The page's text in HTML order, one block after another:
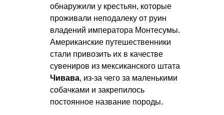
обнаружили у крестьян, которые
проживали неподалеку от руин
владений императора Монтесумы.
Американские путешественники
стали привозить их в качестве
сувениров из мексиканского штата
Чивава, из-за чего за маленькими
собачками и закрепилось
постоянное название породы.